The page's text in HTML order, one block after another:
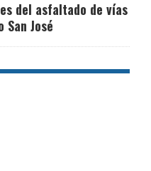
del asfaltado de vías
José